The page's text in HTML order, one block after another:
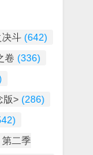
决斗 (642)
卷 (336)
版> (286)
二季